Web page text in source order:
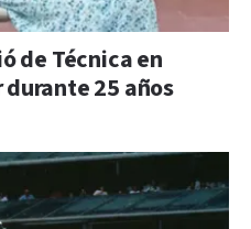
de Técnica en
25 años